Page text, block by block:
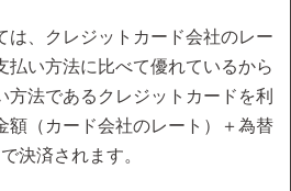
は、クレジットカード会社のレー
払い方法に比べて優れているから
方法であるクレジットカードを利
額（カード会社のレート）＋為替
決済されます。